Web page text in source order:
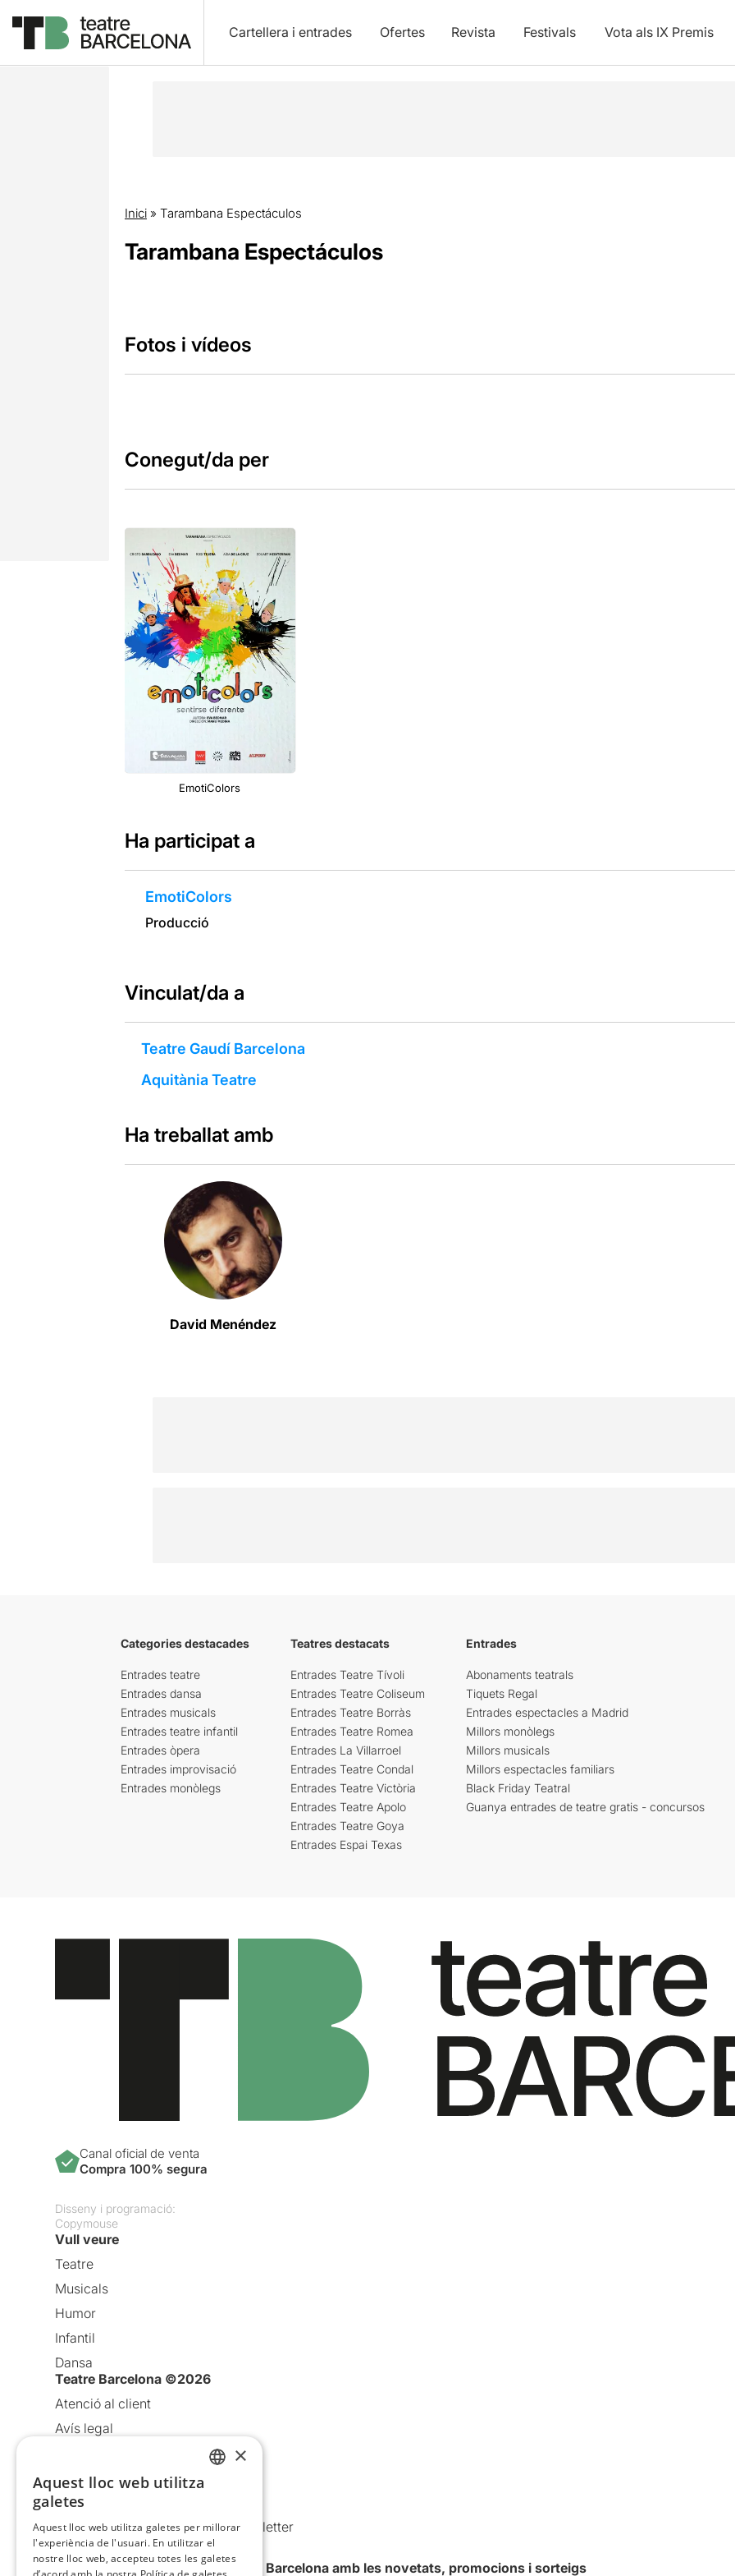
Cartellera i entrades Ofertes Revista Festivals Vota als IX Premis
Inici» Tarambana Espectáculos
Tarambana Espectáculos
Fotos i vídeos
Conegut/da per
EmotiColors
Ha participat a
EmotiColors
Producció
Vinculat/da a
Teatre Gaudí Barcelona
Aquitània Teatre
Ha treballat amb
David Menéndez
Categories destacades
Entrades teatre
Entrades dansa
Entrades musicals
Entrades teatre infantil
Entrades òpera
Entrades improvisació
Entrades monòlegs
Teatres destacats
Entrades Teatre Tívoli
Entrades Teatre Coliseum
Entrades Teatre Borràs
Entrades Teatre Romea
Entrades La Villarroel
Entrades Teatre Condal
Entrades Teatre Victòria
Entrades Teatre Apolo
Entrades Teatre Goya
Entrades Espai Texas
Entrades
Abonaments teatrals
Tiquets Regal
Entrades espectacles a Madrid
Millors monòlegs
Millors musicals
Millors espectacles familiars
Black Friday Teatral
Guanya entrades de teatre gratis - concursos
Canal oficial de venta
Compra 100% segura
Disseny i programació:
Copymouse
Vull veure
Teatre
Musicals
Humor
Infantil
Dansa
Teatre Barcelona ©2026
Atenció al client
Avís legal
Política de cookies
Condicions d’ús
Comunicacions comercials i Newsletter
Anuncia’t
Vull rebre la newsletter de Teatre Barcelona amb les novetats, promocions i sorteigs
×
Aquest lloc web utilitza
galetes
Aquest lloc web utilitza galetes per millorar
l'experiència de l'usuari. En utilitzar el
nostre lloc web, accepteu totes les galetes